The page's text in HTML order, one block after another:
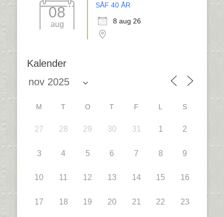
08
aug
SÅF 40 ÅR
8 aug 26
Kalender
M T O T F L S
27 28 29 30 31 1 2
3 4 5 6 7 8 9
10 11 12 13 14 15 16
17 18 19 20 21 22 23